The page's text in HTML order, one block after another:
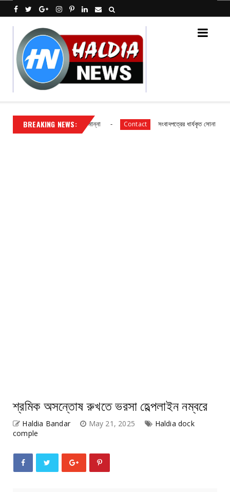
BREAKING NEWS:
বোর্ড গঠন, প্রধান পদে মদন মান্না Contact সংবাদপত্রের ধার্যকৃত সোনা ও রুপার গয়না
শ্রমিক অসন্তোষ রুখতে ভরসা হেল্পলাইন নম্বরে
Haldia Bandar May 21, 2025
Haldia dock
comple